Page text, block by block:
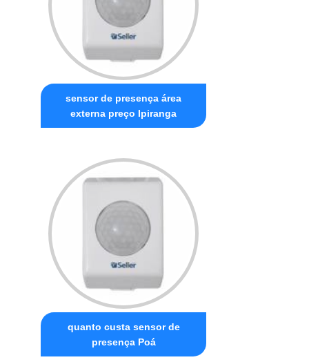
sensor de presença área
externa preço Ipiranga
quanto custa sensor de
presença Poá